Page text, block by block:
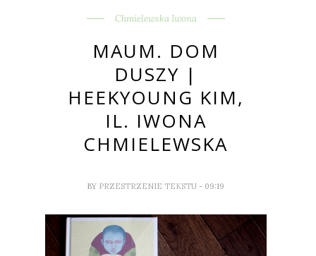
Chmielewska Iwona
MAUM. DOM
DUSZY |
HEEKYOUNG KIM,
IL. IWONA
CHMIELEWSKA
BY PRZESTRZENIE TEKSTU - 09:19